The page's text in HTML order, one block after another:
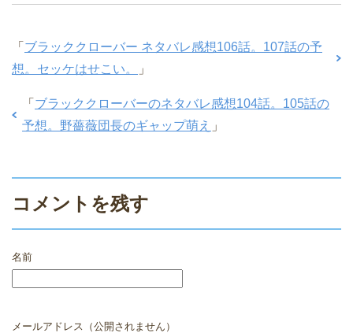
「 ブラッククローバー ネタバレ感想106話。107話の予
想。セッケはせこい。
」
「 ブラッククローバーのネタバレ感想104話。105話の
予想。野薔薇団長のギャップ萌え 」
コメントを残す
名前
メールアドレス（公開されません）